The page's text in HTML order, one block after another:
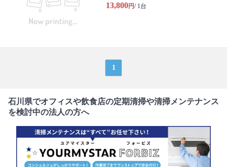
13,800円/ 1台
1
石川県でオフィスや飲食店の定期清掃や清掃メンテナンス
を検討中の法人の方へ